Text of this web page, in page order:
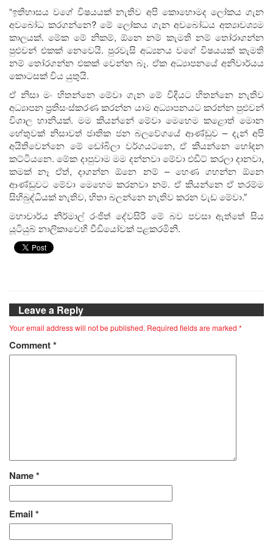
“ඉතිහාසය වගේ විෂයයක් නැතිව අපි කොහොමද ලෝකය ගැන
අවබෝධ කරගන්නෙ? මේ ලෝකය ගැන අවබෝධය අත්‍යාවශ්‍යම
කාලයක්. මේක මේ නිකම්, ඕනෙ නම් කැමති නම් තෝරාගන්න
පුළුවන් එකක් නෙවෙයි. පුරවැසි අධ්‍යනය වගේ විෂයයක් කැමති
නම් තෝරගන්න එකක් වෙන්න බෑ. ඒක අධ්‍යාපනයේ අනිවාර්යය
කොටසක් විය යුතුයි.
ඒ නිසා මං හිතන්නෙ මේවා ගැන මේ විදියට හිතන්නෙ නැතිව
අධ්‍යාපන ප්‍රතිසංස්කරණ කරන්න යාම අධ්‍යාපනයට කරන්න පුළුවන්
විශාල හානියක්. මම කියන්නේ මේවා මෙහෙම කළොත් මොන
හේතුවක් නිසාවත් ජාතික ජන බලවේගයේ ආණ්ඩුව – දැන් අපි
අයිතිවෙන්නෙ මේ ඩෝබිලා වර්ගයටනෙ, ඒ කියන්නෙ හෝදන
කට්ටියනෙ. මේක දාපුවාම මම දන්නවා මේවා එඩිට් කරලා දානවා,
කමක් නෑ ඒත්, දාගන්න ඕනෙ නම් – හෙණ ගහන්න ඕනෙ
ආණ්ඩුවට මේවා මෙහෙම කරනවා නම්. ඒ කියන්නෙ ඒ තරම්ම
සිහිබුද්ධියක් නැතිව, හිතා බලන්නෙ නැතිව කරන වැඩ මේවා.”
මහාචාර්ය නිර්මාල් රංජිත් දේවසිරි මේ බව පවසා ඇත්තේ සිය
යූටියුබ් නාලිකාවෙහි වීඩියෝවක් පළකරමිනි.
Leave a Reply
Your email address will not be published. Required fields are marked *
Comment*
Name*
Email *